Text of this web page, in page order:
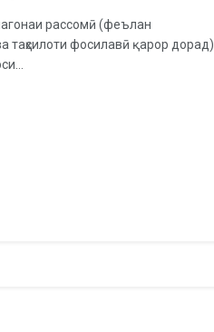
рассомӣ (феълан
таҳсилоти фосилавӣ қарор дорад)